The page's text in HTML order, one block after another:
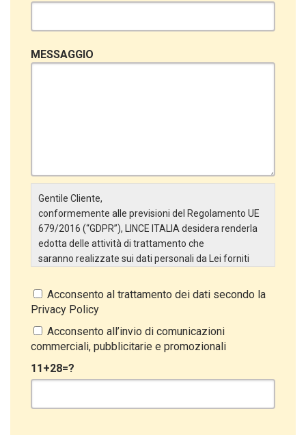
MESSAGGIO
Gentile Cliente,
conformemente alle previsioni del Regolamento UE
679/2016 (“GDPR”), LINCE ITALIA desidera renderla
edotta delle attività di trattamento che
saranno realizzate sui dati personali da Lei forniti
particolare:
Titolare del Trattamento
Il Titolare del Trattamento è LINCE ITALIA S.r.l., con
sede in Via Variante di Cancelliera snc 00072 –
Ariccia (RM). L’interessato può esercitare i
propri diritti inviando una raccomandata alla sede
Oggetto del Trattamento
Acconsento al trattamento dei dati secondo la
Privacy Policy
Acconsento all’invio di comunicazioni
commerciali, pubblicitarie e promozionali
11+28=?